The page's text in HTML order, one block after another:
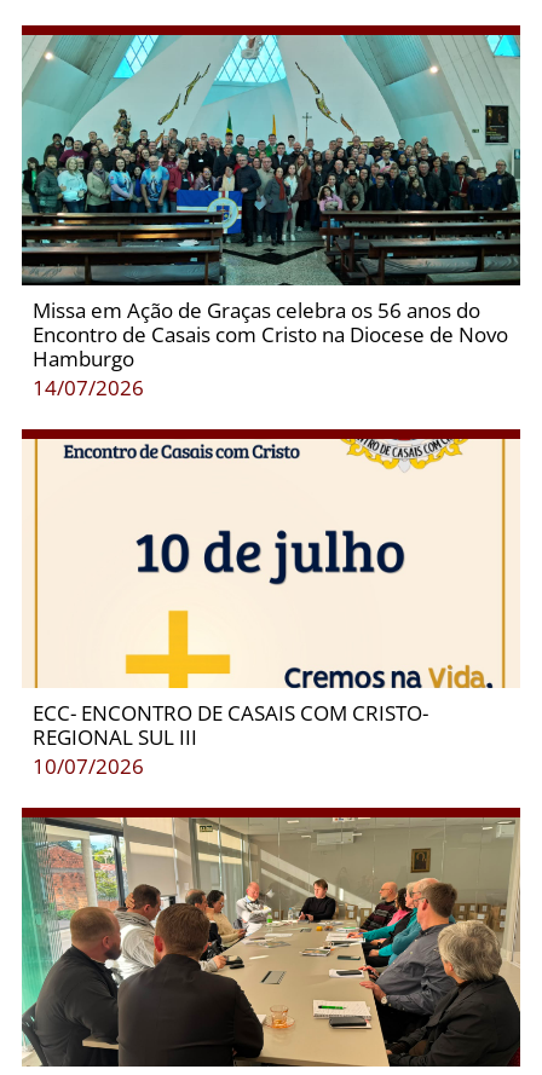
Missa em Ação de Graças celebra os 56 anos do
Encontro de Casais com Cristo na Diocese de Novo
Hamburgo
14/07/2026
ECC- ENCONTRO DE CASAIS COM CRISTO-
REGIONAL SUL III
10/07/2026